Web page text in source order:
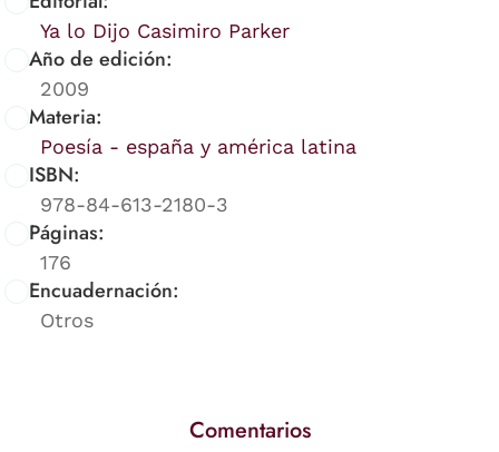
Ya lo Dijo Casimiro Parker
Año de edición:
2009
Materia:
Poesía - españa y américa latina
ISBN:
978-84-613-2180-3
Páginas:
176
Encuadernación:
Otros
Comentarios